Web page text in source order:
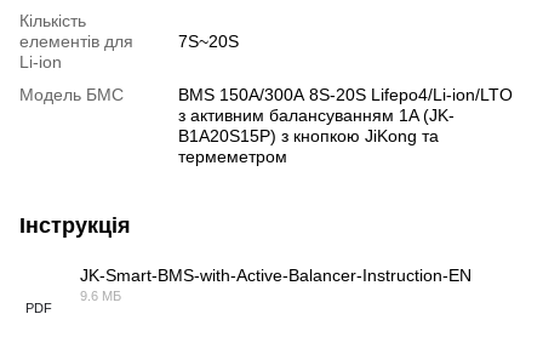
Кількість
елементів для
Li-ion
7S~20S
Модель БМС
BMS 150A/300А 8S-20S Lifepo4/Li-ion/LTO
з активним балансуванням 1A (JK-
B1A20S15P) з кнопкою JiKong та
термеметром
Інструкція
PDF
JK-Smart-BMS-with-Active-Balancer-Instruction-EN
9.6 МБ